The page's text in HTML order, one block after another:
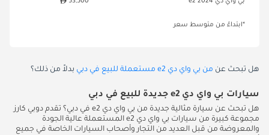
بي واي دي e2 2024 53,500
*ابتداءً من متوسط سعر
هل تبحث عن من بي واي دي e2 مستعملة للبيع في دبي بدلاً من ذلك؟
سيارات بي واي دي e2 جديدة للبيع في دبي
هل تبحث عن سيارة مثالية جديدة من بي واي دي e2 في دبي؟ تقدم دوبي كارز
مجموعة كبيرة من سيارات بي واي دي e2 المستعملة عالية الجودة
والمعروضة من قبل العديد من التجار وأصحاب السيارات الخاصة في جميع